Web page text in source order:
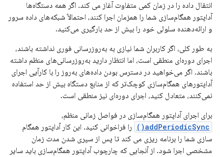
انتقال داده را در زمان کمی متفاوت آغاز می کند. اگر همه دستگاه‌ها
آداپتور همگام‌سازی شما را همزمان اجرا کنند، احتمالاً شبکه‌های داده سرور
و ارائه‌دهنده سلولی خود را بیش از حد بارگیری می‌کنید.
به طور کلی، اگر کاربران شما نیازی به به‌روزرسانی فوری نداشته باشند،
اجرای دوره‌ای منطقی است، اما انتظار دارید به‌روزرسانی‌های منظم داشته
باشند. اگر می‌خواهید در دسترس بودن داده‌های به‌روز را با کارآیی اجرای
آداپتورهای همگام‌سازی کوچک‌تر که از منابع دستگاه بیش از حد استفاده
نمی‌کنند، متعادل کنید، اجرای دوره‌ای نیز منطقی است.
برای اجرای آداپتور همگام‌سازی در فواصل زمانی منظم،
addPeriodicSync()
را فراخوانی کنید. این کار آداپتور همگام
سازی شما را برنامه ریزی می کند تا پس از سپری شدن مدت زمان
مشخصی اجرا شود. از آنجایی که چارچوب آداپتور همگام‌سازی باید سایر